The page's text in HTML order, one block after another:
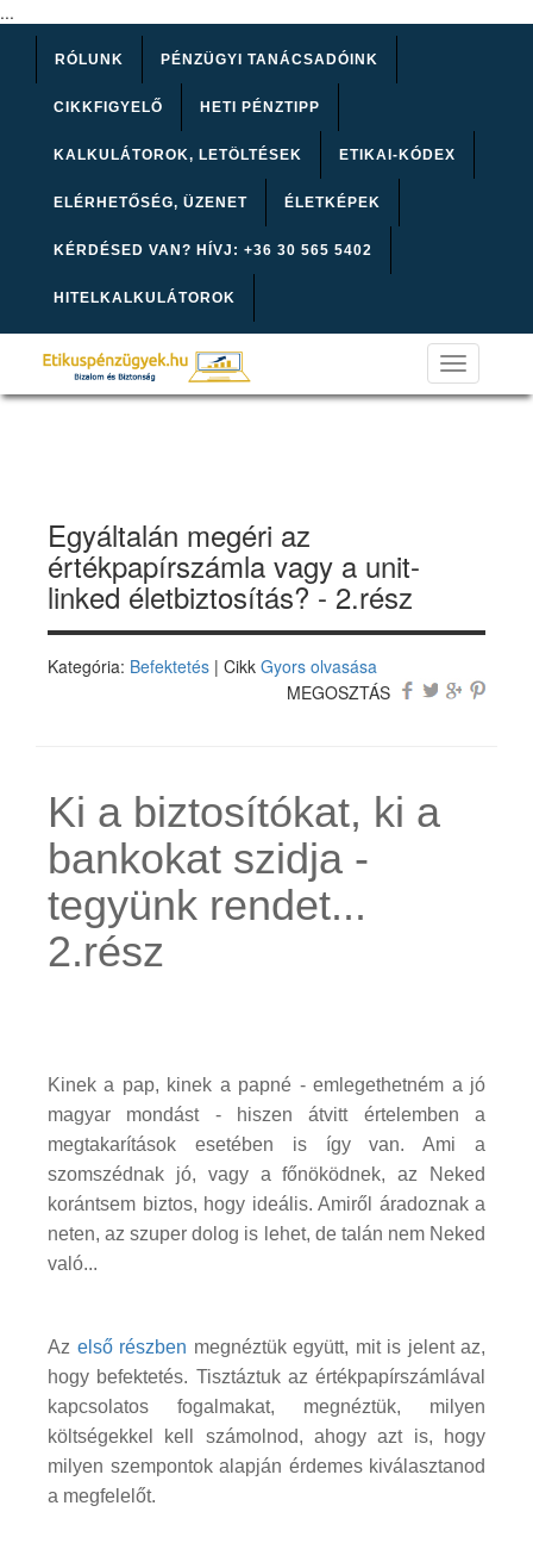
...
RÓLUNK PÉNZÜGYI TANÁCSADÓINK
CIKKFIGYELŐ HETI PÉNZTIPP
KALKULÁTOROK, LETÖLTÉSEK ETIKAI-KÓDEX
ELÉRHETŐSÉG, ÜZENET ÉLETKÉPEK
KÉRDÉSED VAN? HÍVJ: +36 30 565 5402
HITELKALKULÁTOROK
Toggle
navigation
Egyáltalán megéri az
értékpapírszámla vagy a unit-
linked életbiztosítás? - 2.rész
Kategória: Befektetés | Cikk Gyors olvasása
MEGOSZTÁS
Ki a biztosítókat, ki a
bankokat szidja -
tegyünk rendet...
2.rész
Kinek a pap, kinek a papné - emlegethetném a jó
magyar mondást - hiszen átvitt értelemben a
megtakarítások esetében is így van. Ami a
szomszédnak jó, vagy a főnöködnek, az Neked
korántsem biztos, hogy ideális. Amiről áradoznak a
neten, az szuper dolog is lehet, de talán nem Neked
való...
Az első részben megnéztük együtt, mit is jelent az,
hogy befektetés. Tisztáztuk az értékpapírszámlával
kapcsolatos fogalmakat, megnéztük, milyen
költségekkel kell számolnod, ahogy azt is, hogy
milyen szempontok alapján érdemes kiválasztanod
a megfelelőt.